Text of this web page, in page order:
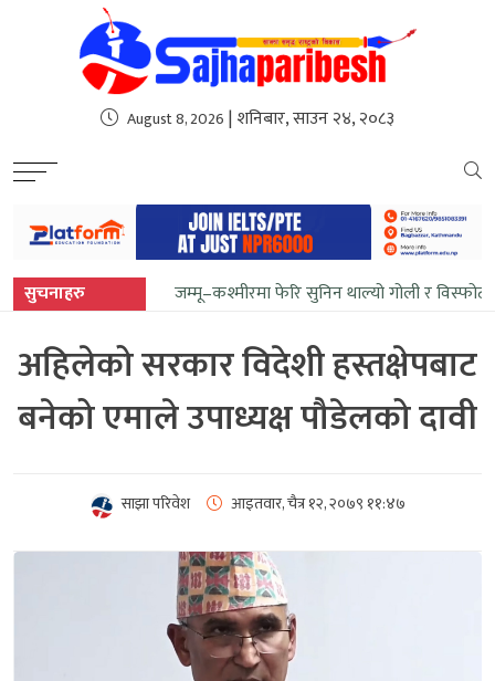
sweet bonanza
August 8, 2026 | शनिबार, साउन २४, २०८३
सुचनाहरु जम्मू–कश्मीरमा फेरि सुनिन थाल्यो गोली र
अहिलेको सरकार विदेशी हस्तक्षेपबाट
बनेको एमाले उपाध्यक्ष पौडेलको दावी
साझा परिवेश आइतवार, चैत्र १२, २०७९ ११:४७